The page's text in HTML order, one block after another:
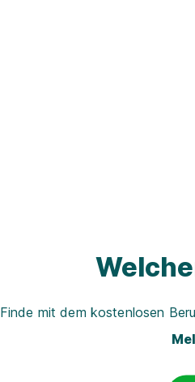
Finde mit dem kostenlosen